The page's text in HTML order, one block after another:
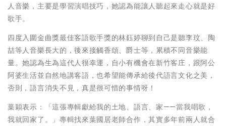
人音樂，主要是學習演唱技巧，她認為能讓人聽起來走心就是好
歌手。
四度入圍金曲獎最佳客語歌手獎的林鈺婷聊到自己是聽李玟、陶
喆等人音樂長大的，後來接觸香頌、爵士等，累積不同音樂能
量。她認為生為這代人很幸運，自小有機會在新竹客庄，跟阿公
阿婆生活並自然地講客語，也希望能傳承給後代語言文化之美，
否則，語言消失不見，真是很可惜的事情呀！
葉穎表示：「這張專輯獻給我的土地、語言、家——當我唱歌，
我就回家了。」專輯找來葉國居老師合作，其實多年前兩人就合